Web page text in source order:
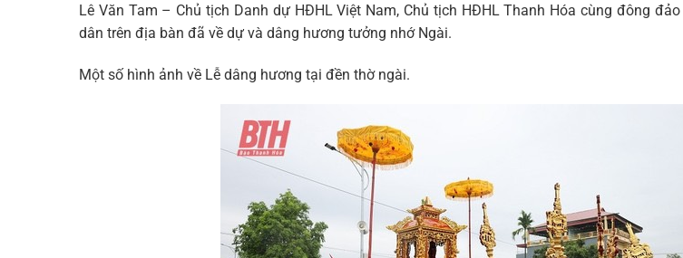
Lê Văn Tam – Chủ tịch Danh dự HĐHL Việt Nam, Chủ tịch HĐHL Thanh Hóa cùng đông
dân trên địa bàn đã về dự và dâng hương tưởng nhớ Ngài.
Một số hình ảnh về Lễ dâng hương tại đền thờ ngài.